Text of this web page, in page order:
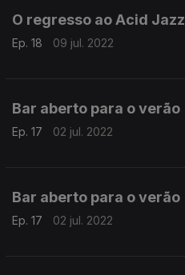
O regresso ao Acid Jazz
Ep. 18 09 jul. 2022
Bar aberto para o verão
Ep. 17 02 jul. 2022
Bar aberto para o verão
Ep. 17 02 jul. 2022